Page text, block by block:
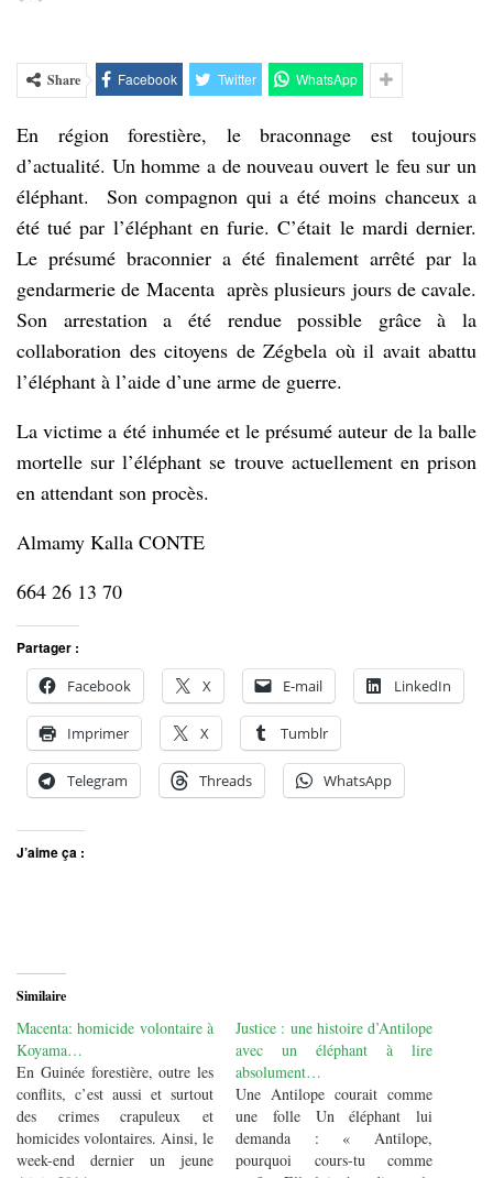
Share Facebook Twitter WhatsApp
En région forestière, le braconnage est toujours
d’actualité. Un homme a de nouveau ouvert le feu sur un
éléphant. Son compagnon qui a été moins chanceux a
été tué par l’éléphant en furie. C’était le mardi dernier.
Le présumé braconnier a été finalement arrêté par la
gendarmerie de Macenta après plusieurs jours de cavale.
Son arrestation a été rendue possible grâce à la
collaboration des citoyens de Zégbela où il avait abattu
l’éléphant à l’aide d’une arme de guerre.
La victime a été inhumée et le présumé auteur de la balle
mortelle sur l’éléphant se trouve actuellement en prison
en attendant son procès.
Almamy Kalla CONTE
664 26 13 70
Partager :
Facebook
X E-mail LinkedIn
Imprimer X Tumblr
Telegram Threads WhatsApp
J’aime ça :
Similaire
Macenta: homicide volontaire à
Koyama…
En Guinée forestière, outre les
conflits, c’est aussi et surtout
des crimes crapuleux et
homicides volontaires. Ainsi, le
week-end dernier un jeune
Justice : une histoire d’Antilope
avec un éléphant à lire
absolument…
Une Antilope courait comme
une folle Un éléphant lui
demanda : « Antilope,
pourquoi cours-tu comme